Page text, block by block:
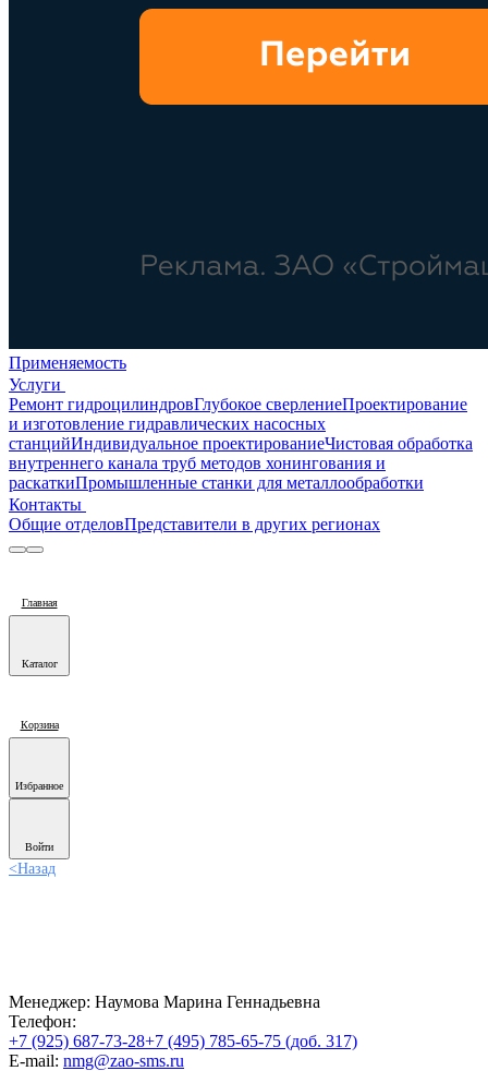
Применяемость
Услуги
Ремонт гидроцилиндровГлубокое сверлениеПроектирование
и изготовление гидравлических насосных
станцийИндивидуальное проектированиеЧистовая обработка
внутреннего канала труб методов хонингования и
раскаткиПромышленные станки для металлообработки
Контакты
Общие отделовПредставители в других регионах
Главная
Каталог
Корзина
Избранное
Войти
<Назад
Менеджер: Наумова Марина Геннадьевна
Телефон:
+7 (925) 687-73-28+7 (495) 785-65-75 (доб. 317)
E-mail: nmg@zao-sms.ru